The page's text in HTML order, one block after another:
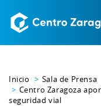
Inicio
Sala de Prensa
Centro Zaragoza
seguridad vial